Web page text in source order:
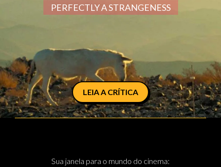
PERFECTLY A STRANGENESS
LEIA A CRÍTICA
Sua janela para o mundo do cinema: